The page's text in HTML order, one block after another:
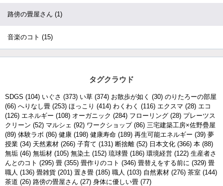
路傍の畳屋さん (1)
音楽のコト (15)
タグクラウド
SDGS (104) いぐさ (373) い草 (374) お散歩が如く (30) のりたろーの部屋
(66) へりなし畳 (253) ほっこり (414) わくわく (116) エクスマ (28) エコ
(126) エネルギー (108) オーガニック (284) フローリング (28) プレーツス
クリーン (52) マルシェ (92) ワークショップ(86) 三宅建築工房×佐野疊屋
(89) 体験ラボ (86) 健康 (198) 健康寿命 (189) 再生可能エネルギー (39) 夢
授業 (34) 天然素材 (266) 子育て (131) 断捨離 (52) 日本文化 (366) 本 (88)
無垢 (46) 無垢材 (105) 無染土 (152) 琉球畳 (186) 環境経営 (122) 生産者さ
んとのコト (295) 畳 (355) 畳作りのコト (346) 畳替えをする前に (329) 畳
職人 (136) 畳雑貨 (201) 置き畳 (185) 職人 (103) 自然素材 (276) 茶室 (144)
茶道 (26) 路傍の畳屋さん (27) 身体に優しい畳 (77)